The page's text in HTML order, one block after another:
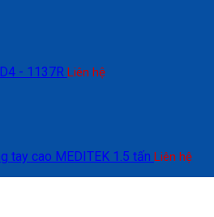
- 1137R Liên hệ
tay cao MEDITEK 1.5 tấn Liên hệ